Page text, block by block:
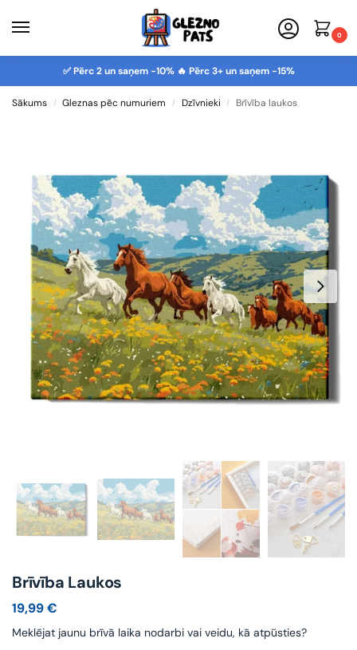
0
✅ Pērc 2 un saņem -10% 🔥 Pērc 3+ un saņem -15%
Sākums / Gleznas pēc numuriem / Dzīvnieki / Brīvība laukos
Brīvība Laukos
19,99€
Meklējat jaunu brīvā laika nodarbi vai veidu, kā atpūsties?